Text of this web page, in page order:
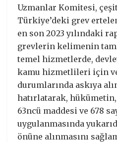
Uzmanlar Komitesi,
Türkiye’deki grev
en son 2023 yılındaki
grevlerin kelimenin tam
temel hizmetlerde,
kamu hizmetlileri için
durumlarında askıya
hatırlatarak, hükümetin,
63ncü maddesi ve 678
uygulanmasında
önüne alınmasını